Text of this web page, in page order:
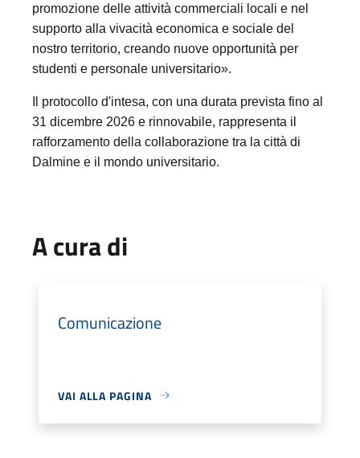
promozione delle attività commerciali locali e nel
supporto alla vivacità economica e sociale del
nostro territorio, creando nuove opportunità per
studenti e personale universitario».
Il protocollo d'intesa, con una durata prevista fino al
31 dicembre 2026 e rinnovabile, rappresenta il
rafforzamento della collaborazione tra la città di
Dalmine e il mondo universitario.
A cura di
Comunicazione
VAI ALLA PAGINA